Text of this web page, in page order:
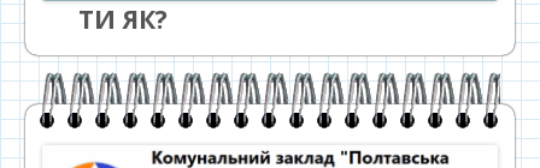
ТИ ЯК?